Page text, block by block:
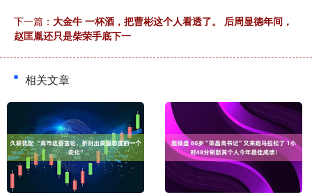
下一篇： 大金牛 一杯酒，把曹彬这个人看透了。 后周显德年间，
赵匡胤还只是柴荣手底下一
相关文章